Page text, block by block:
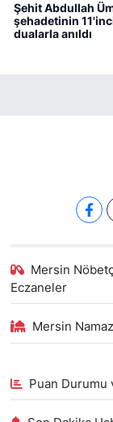
Şehit Abdullah
şehadetinin
dualarla anıldı
Mersin
Eczaneler
Mersin
Puan Durumu